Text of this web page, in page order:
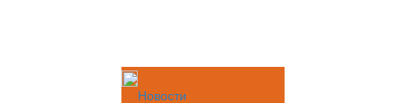
Новости